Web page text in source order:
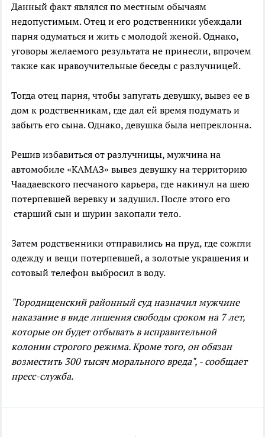
Данный факт являлся по местным обычаям
недопустимым. Отец и его родственники убеждали
парня одуматься и жить с молодой женой. Однако,
уговоры желаемого результата не принесли, впрочем
также как нравоучительные беседы с разлучницей.
Тогда отец парня, чтобы запугать девушку, вывез ее в
дом к родственникам, где дал ей время подумать и
забыть его сына. Однако, девушка была непреклонна.
Решив избавиться от разлучницы, мужчина на
автомобиле «КАМАЗ» вывез девушку на территорию
Чаадаевского песчаного карьера, где накинул на шею
потерпевшей веревку и задушил. После этого его
старший сын и шурин закопали тело.
Затем родственники отправились на пруд, где сожгли
одежду и вещи потерпевшей, а золотые украшения и
сотовый телефон выбросил в воду.
"Городищенский районный суд назначил мужчине
наказание в виде лишения свободы сроком на 7 лет,
которые он будет отбывать в исправительной
колонии строгого режима. Кроме того, он обязан
возместить 300 тысяч морального вреда", - сообщает
пресс-служба.